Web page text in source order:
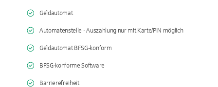
Geldautomat
Automatenstelle - Auszahlung nur mit Karte/PIN möglich
Geldautomat BFSG-konform
BFSG-konforme Software
Barrierefreiheit